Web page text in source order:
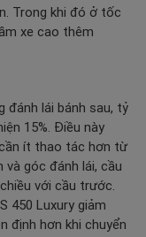
Trong khi đó ở tốc
xe cao thêm
đánh lái bánh sau, tỷ
15%. Điều này
ít thao tác hơn từ
góc đánh lái, cầu
với cầu trước.
450 Luxury giảm
định hơn khi chuyển